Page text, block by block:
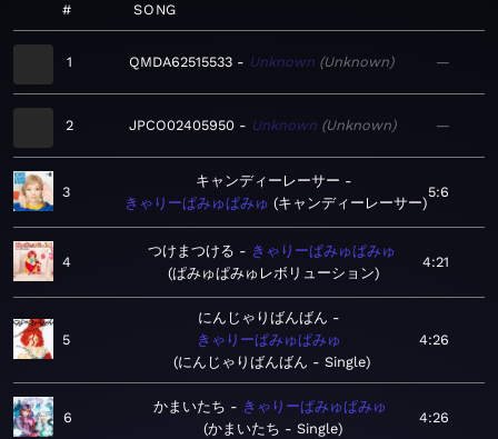
# SONG
1 QMDA62515533 Unknown Unknown —
2 JPCO02405950 Unknown Unknown —
3
キャンディーレーサー
きゃりーぱみゅぱみゅ
キャンディーレーサー
5:6
4
つけまつける
きゃりーぱみゅぱみゅ
ぱみゅぱみゅレボリューション
4:21
5
にんじゃりばんばん
きゃりーぱみゅぱみゅ
にんじゃりばんばん - Single
4:26
6
かまいたち
きゃりーぱみゅぱみゅ
かまいたち - Single
4:26